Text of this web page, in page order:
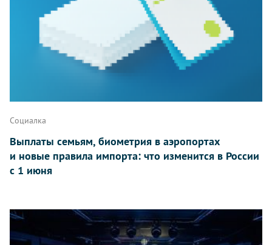
Социалка
Выплаты семьям, биометрия в аэропортах
и новые правила импорта: что изменится в России
с 1 июня